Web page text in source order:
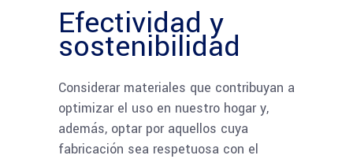
Efectividad y
sostenibilidad
Considerar materiales que contribuyan a
optimizar el uso en nuestro hogar y,
además, optar por aquellos cuya
fabricación sea respetuosa con el